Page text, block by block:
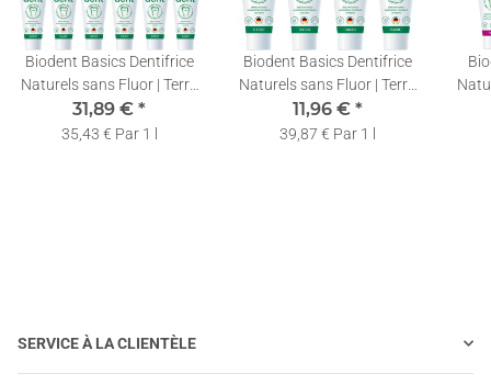
Biodent Basics Dentifrice
Naturels sans Fluor | Terra
Natura | 12 x 75ml
31,89 € *
35,43 € Par 1 l
Biodent Basics Dentifrice
Naturels sans Fluor | Terra
Natura | 4 x 75ml
11,96 € *
39,87 € Par 1 l
SERVICE À LA CLIENTÈLE